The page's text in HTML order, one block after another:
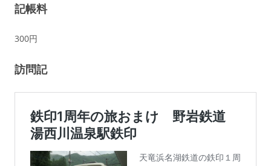
記帳料
300円
訪問記